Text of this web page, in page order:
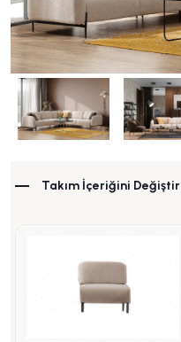
Takım İçeriğini Değiştir